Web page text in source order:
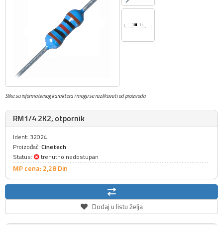
Slike su informativnog karaktera i mogu se razlikovati od proizvoda
RM1/4 2K2, otpornik
Ident: 32024
Proizođač: Cinetech
Status:
trenutno nedostupan
MP cena: 2,28Din
Dodaj u listu želja